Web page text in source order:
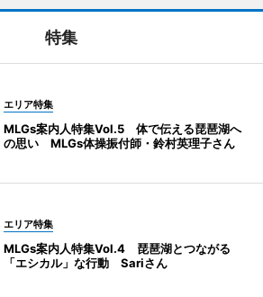
特集
エリア特集
MLGs案内人特集Vol.5 体で伝える琵琶湖へ
の思い MLGs体操振付師・鈴村英理子さん
エリア特集
MLGs案内人特集Vol.4 琵琶湖とつながる
「エシカル」な行動 Sariさん